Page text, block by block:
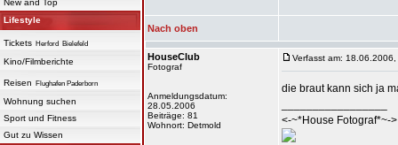
New and Top
Lifestyle
Tickets Herford Bielefeld
Kino/Filmberichte
Reisen Flughafen Paderborn
Wohnung suchen
Sport und Fitness
Gut zu Wissen
Nach oben
HouseClub
Fotograf
Anmeldungsdatum:
28.05.2006
Beiträge: 81
Wohnort: Detmold
Verfasst am: 18.06.2006,
die braut kann sich ja
<-~*House Fotograf*~->